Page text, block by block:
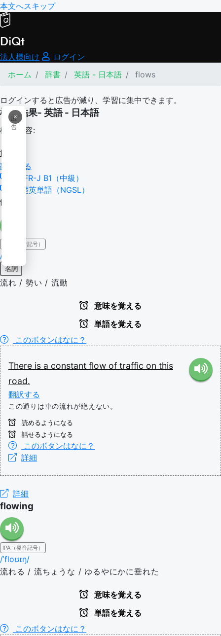
本文へスキップ
DiQt
法人様向け
ログイン
ホーム
辞書 英語 - 日本語 flows
ログインすると広告が減り、学習に集中できます。
×
広
告
検索結果- 英語 - 日本語
検索内容:
flows
翻訳する
CEFR-J B1（中級）
基礎英単語（NGSL）
flow
IPA（発音記号）
/fləʊ/
名詞
流れ / 勢い / 流動
意味を覚える
単語を覚える
このボタンはなに？
There is a constant flow of traffic on this
road.
翻訳する
この通りは車の流れが絶えない。
読めるようになる
話せるようになる
このボタンはなに？
詳細
詳細
flowing
IPA（発音記号）
/ˈfloʊɪŋ/
流れる / 流ちょうな / ゆるやにかに垂れた
意味を覚える
単語を覚える
このボタンはなに？